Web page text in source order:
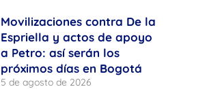
Movilizaciones contra De la
Espriella y actos de apoyo
a Petro: así serán los
próximos días en Bogotá
5 de agosto de 2026